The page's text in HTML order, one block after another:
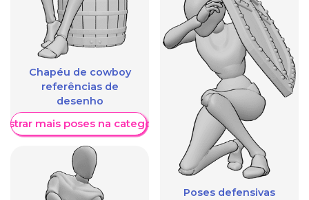
Chapéu de cowboy
referências de
desenho
mais poses na categoria
Poses defensivas